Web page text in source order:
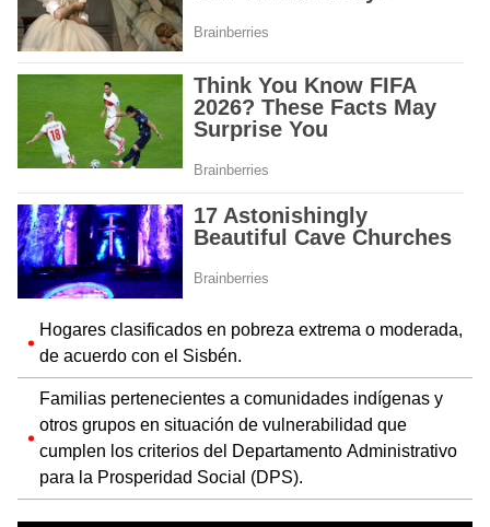
Hogares clasificados en pobreza extrema o moderada,
de acuerdo con el Sisbén.
Familias pertenecientes a comunidades indígenas y
otros grupos en situación de vulnerabilidad que
cumplen los criterios del Departamento Administrativo
para la Prosperidad Social (DPS).